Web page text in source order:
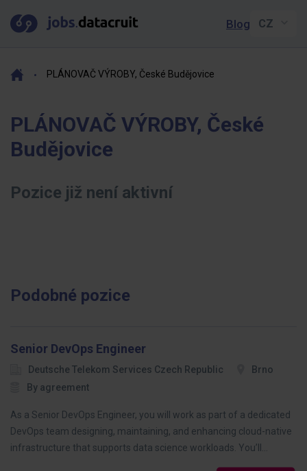
Blog
PLÁNOVAČ VÝROBY, České Budějovice
PLÁNOVAČ VÝROBY, České
Budějovice
Pozice již není aktivní
Podobné pozice
Senior DevOps Engineer
Deutsche Telekom Services Czech Republic
Brno
By agreement
As a Senior DevOps Engineer, you will work as part of a dedicated
DevOps team designing, maintaining, and enhancing cloud-native
infrastructure that supports data science workloads. You’ll…